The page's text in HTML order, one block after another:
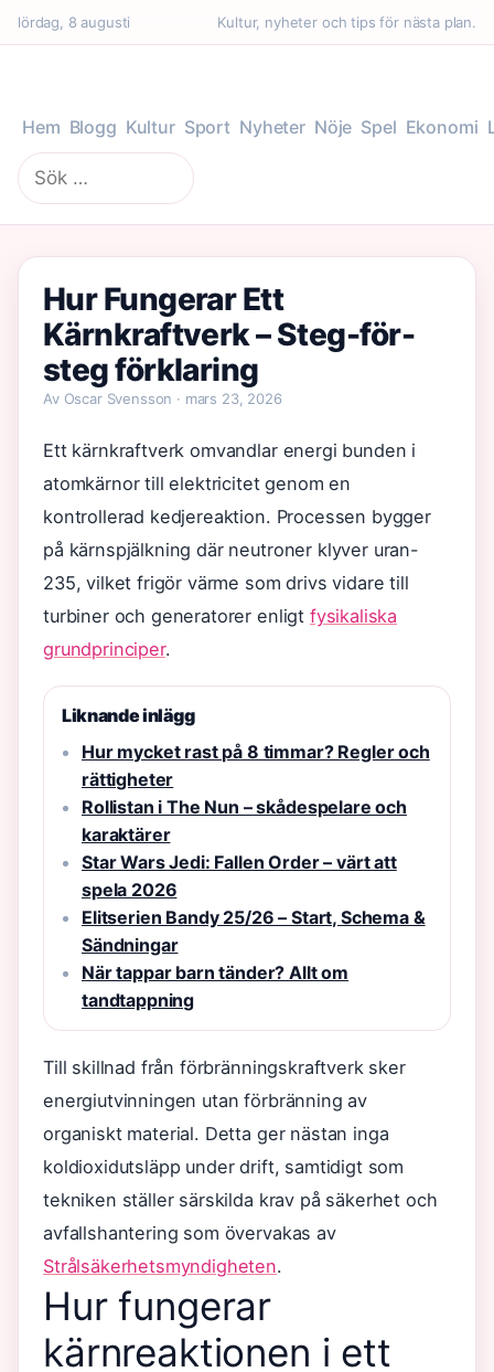
lördag, 8 augusti Kultur, nyheter och tips för nästa plan.
Hem Blogg Kultur Sport Nyheter Nöje Spel Ekonomi
Sök
efter:
Hur Fungerar Ett
Kärnkraftverk – Steg-för-
steg förklaring
Av Oscar Svensson · mars 23, 2026
Ett kärnkraftverk omvandlar energi bunden i
atomkärnor till elektricitet genom en
kontrollerad kedjereaktion. Processen bygger
på kärnspjälkning där neutroner klyver uran-
235, vilket frigör värme som drivs vidare till
turbiner och generatorer enligt fysikaliska
grundprinciper.
Liknande inlägg
Hur mycket rast på 8 timmar? Regler och
rättigheter
Rollistan i The Nun – skådespelare och
karaktärer
Star Wars Jedi: Fallen Order – värt att
spela 2026
Elitserien Bandy 25/26 – Start, Schema &
Sändningar
När tappar barn tänder? Allt om
tandtappning
Till skillnad från förbränningskraftverk sker
energiutvinningen utan förbränning av
organiskt material. Detta ger nästan inga
koldioxidutsläpp under drift, samtidigt som
tekniken ställer särskilda krav på säkerhet och
avfallshantering som övervakas av
Strålsäkerhetsmyndigheten.
Hur fungerar
kärnreaktionen i ett